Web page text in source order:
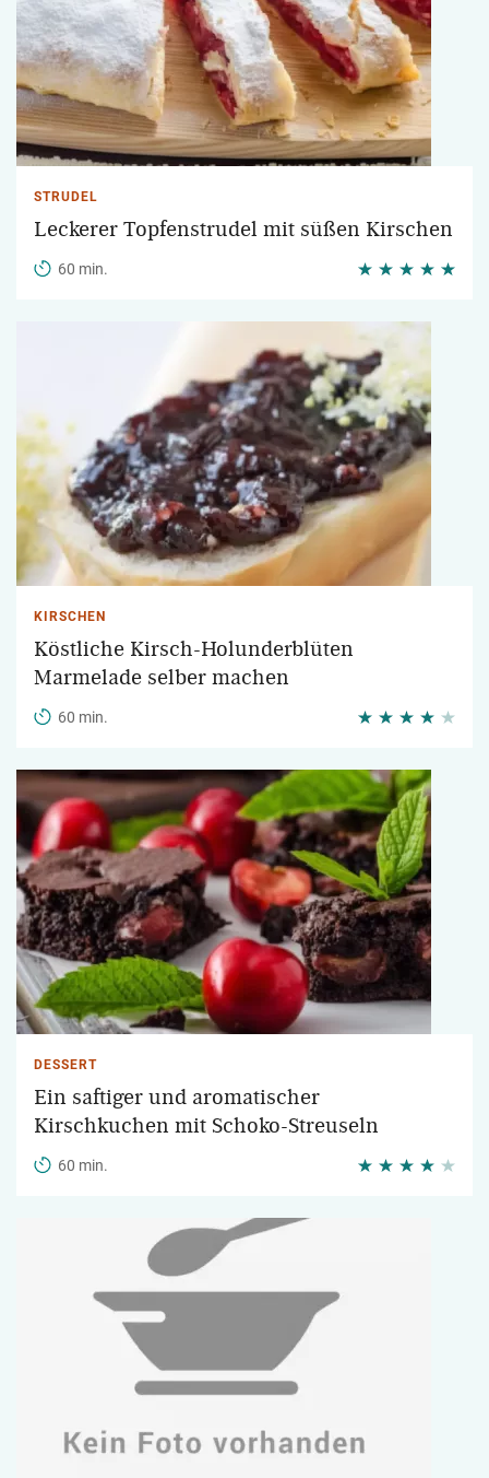
STRUDEL
Leckerer Topfenstrudel mit süßen Kirschen
60 min.
KIRSCHEN
Köstliche Kirsch-Holunderblüten
Marmelade selber machen
60 min.
DESSERT
Ein saftiger und aromatischer
Kirschkuchen mit Schoko-Streuseln
60 min.